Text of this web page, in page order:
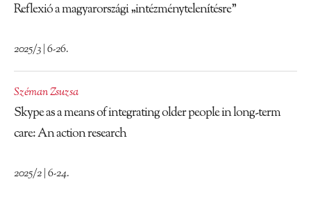
Reflexió a magyarországi „intézménytelenítésre”
2025/3 | 6-26.
Széman Zsuzsa
Skype as a means of integrating older people in long-term
care: An action research
2025/2 | 6-24.